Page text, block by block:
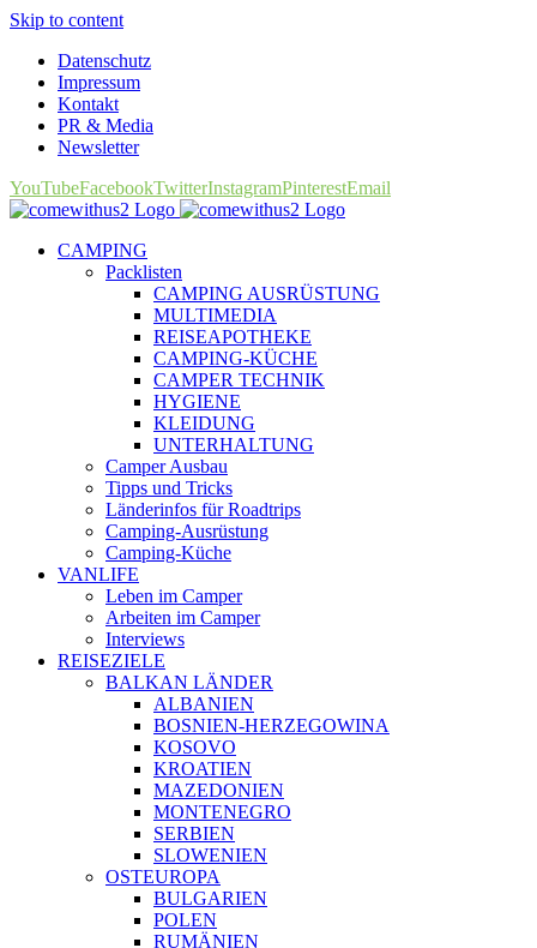
Skip to content
Datenschutz
Impressum
Kontakt
PR & Media
Newsletter
YouTubeFacebookTwitterInstagramPinterestEmail
CAMPING
Packlisten
CAMPING AUSRÜSTUNG
MULTIMEDIA
REISEAPOTHEKE
CAMPING-KÜCHE
CAMPER TECHNIK
HYGIENE
KLEIDUNG
UNTERHALTUNG
Camper Ausbau
Tipps und Tricks
Länderinfos für Roadtrips
Camping-Ausrüstung
Camping-Küche
VANLIFE
Leben im Camper
Arbeiten im Camper
Interviews
REISEZIELE
BALKAN LÄNDER
ALBANIEN
BOSNIEN-HERZEGOWINA
KOSOVO
KROATIEN
MAZEDONIEN
MONTENEGRO
SERBIEN
SLOWENIEN
OSTEUROPA
BULGARIEN
POLEN
RUMÄNIEN